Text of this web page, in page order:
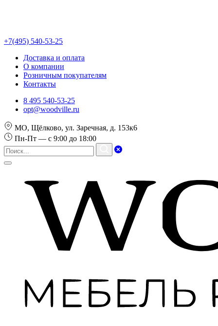
+7(495) 540-53-25
Доставка и оплата
О компании
Розничным покупателям
Контакты
8 495 540-53-25
opt@woodville.ru
МО, Щёлково, ул. Заречная, д. 153к6
Пн-Пт — с 9:00 до 18:00